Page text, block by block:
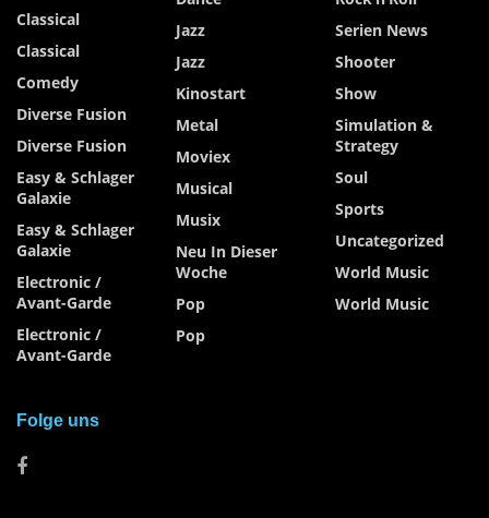
Classical
Classical
Comedy
Diverse Fusion
Diverse Fusion
Easy & Schlager
Galaxie
Easy & Schlager
Galaxie
Electronic /
Avant-Garde
Electronic /
Avant-Garde
Jazz
Jazz
Kinostart
Metal
Moviex
Musical
Musix
Neu In Dieser
Woche
Pop
Pop
Serien News
Shooter
Show
Simulation &
Strategy
Soul
Sports
Uncategorized
World Music
World Music
Folge uns